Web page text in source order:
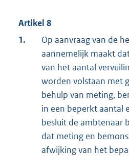
Artikel 8
1.
Op aanvraag van de
aannemelijk maakt
van het aantal
worden volstaan met
behulp van meting,
in een beperkt aantal
besluit de ambtenaar
dat meting en
afwijking van het